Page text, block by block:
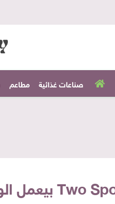
صناعات غذائية مطاعم